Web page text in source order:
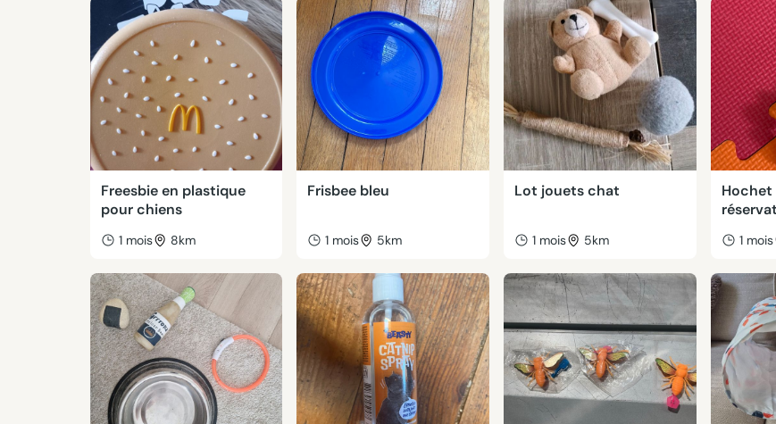
Freesbie en plastique
pour chiens
1 mois 8km
Frisbee bleu
1 mois 5km
Lot jouets chat
1 mois 5km 1 mois